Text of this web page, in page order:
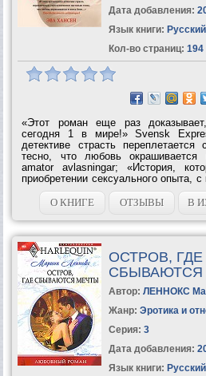
Дата добавления:
Язык книги: Русский
Кол-во страниц: 194
«Этот роман еще раз
сегодня 1 в мире!» Svensk
детективе страсть переплетается
тесно, что любовь
amator avlasningar; «История,
приобретении сексуального опыта,
все более детективной…»
Эве Хансен читательницам больше
О КНИГЕ ОТЗЫВЫ В
ОСТРОВ, ГДЕ
СБЫВАЮТСЯ
Автор: ЛЕННОКС
Жанр: Эротика и
Серия: 3
Дата добавления:
Язык книги: Русский